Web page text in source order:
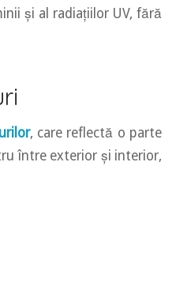
și al radiațiilor UV, fără
, care reflectă o parte
între exterior și interior,